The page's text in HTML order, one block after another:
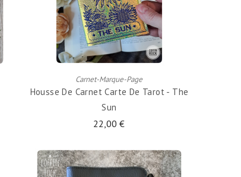
Carnet-Marque-Page
Housse De Carnet Carte De Tarot - The
Sun
22,00 €
AJOUTER AU PANIER